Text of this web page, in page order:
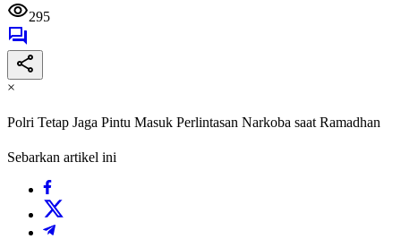
295
×
Polri Tetap Jaga Pintu Masuk Perlintasan Narkoba saat Ramadhan
Sebarkan artikel ini